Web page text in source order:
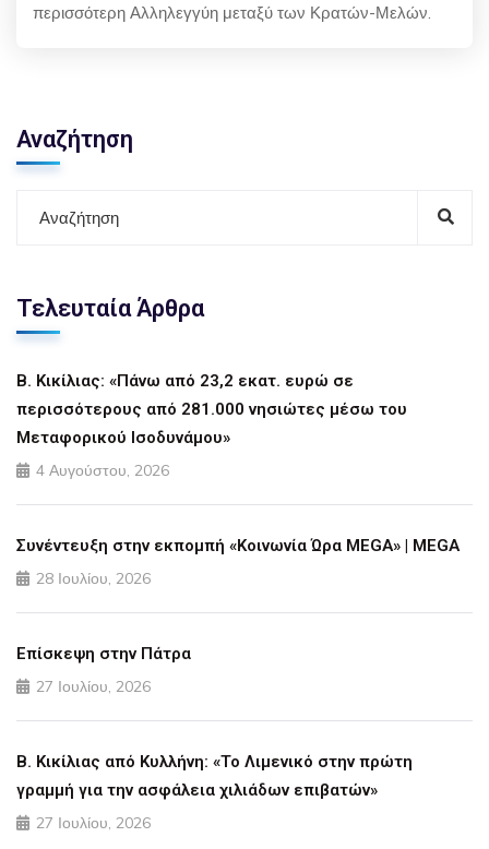
περισσότερη Αλληλεγγύη μεταξύ των Κρατών-Μελών.
Αναζήτηση
Τελευταία Άρθρα
Β. Κικίλιας: «Πάνω από 23,2 εκατ. ευρώ σε
περισσότερους από 281.000 νησιώτες μέσω του
Μεταφορικού Ισοδυνάμου»
4 Αυγούστου, 2026
Συνέντευξη στην εκπομπή «Κοινωνία Ώρα MEGA» | MEGA
28 Ιουλίου, 2026
Επίσκεψη στην Πάτρα
27 Ιουλίου, 2026
Β. Κικίλιας από Κυλλήνη: «Το Λιμενικό στην πρώτη
γραμμή για την ασφάλεια χιλιάδων επιβατών»
27 Ιουλίου, 2026